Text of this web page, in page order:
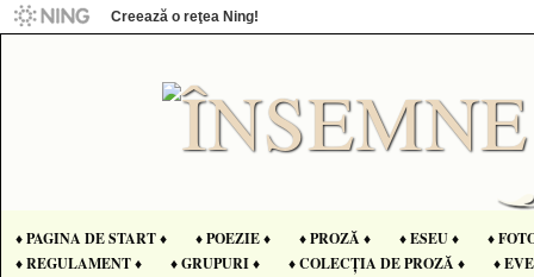
Creează o reţea Ning!
♦ PAGINA DE START ♦ ♦ POEZIE ♦ ♦ PROZĂ ♦ ♦ ESEU ♦
♦
♦ REGULAMENT ♦
♦ GRUPURI ♦ ♦ COLECȚIA DE PROZĂ ♦
♦